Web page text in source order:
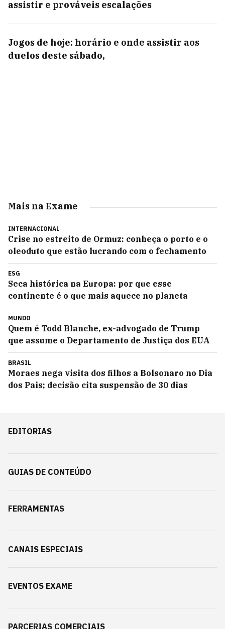
assistir e prováveis escalações
Jogos de hoje: horário e onde assistir aos
duelos deste sábado,
Mais na Exame
INTERNACIONAL
Crise no estreito de Ormuz: conheça o porto e o
oleoduto que estão lucrando com o fechamento
ESG
Seca histórica na Europa: por que esse
continente é o que mais aquece no planeta
MUNDO
Quem é Todd Blanche, ex-advogado de Trump
que assume o Departamento de Justiça dos EUA
BRASIL
Moraes nega visita dos filhos a Bolsonaro no Dia
dos Pais; decisão cita suspensão de 30 dias
EDITORIAS
GUIAS DE CONTEÚDO
FERRAMENTAS
CANAIS ESPECIAIS
EVENTOS EXAME
PARCERIAS COMERCIAIS